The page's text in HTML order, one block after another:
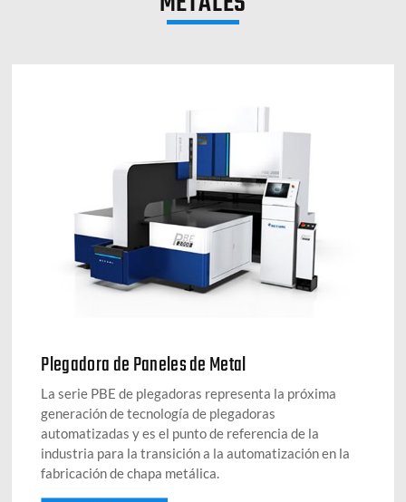
Plegadora de Paneles de Metal
La serie PBE de plegadoras representa la próxima
generación de tecnología de plegadoras
automatizadas y es el punto de referencia de la
industria para la transición a la automatización en la
fabricación de chapa metálica.